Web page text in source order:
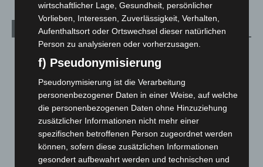
Archiv
Juli 2026
(139)
Mai 2026(99)
April 2026(99)
März 2026
(115)
Februar 2026(109)
wirtschaftlicher Lage, Gesundheit, persönlicher
Vorlieben, Interessen, Zuverlässigkeit, Verhalten,
Aufenthaltsort oder Ortswechsel dieser natürlichen
Person zu analysieren oder vorherzusagen.
f) Pseudonymisierung
Pseudonymisierung ist die Verarbeitung
personenbezogener Daten in einer Weise, auf welche
die personenbezogenen Daten ohne Hinzuziehung
zusätzlicher Informationen nicht mehr einer
spezifischen betroffenen Person zugeordnet werden
können, sofern diese zusätzlichen Informationen
gesondert aufbewahrt werden und technischen und